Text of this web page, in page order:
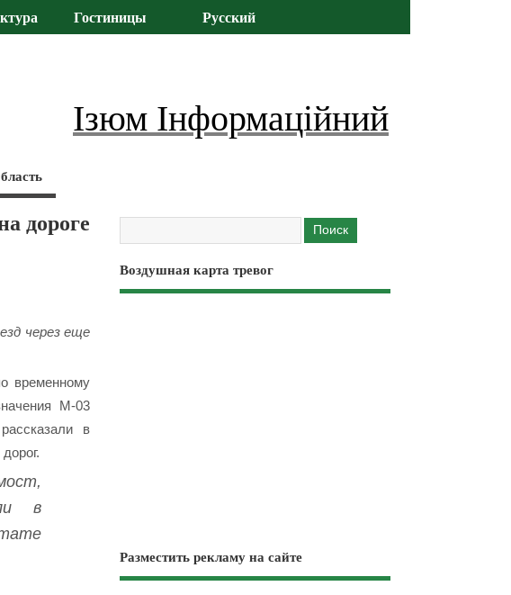
Гостиницы Русский
Ізюм Інформаційний
дороге
через еще
временному
М-03
в
в
Воздушная карта тревог
Разместить рекламу на сайте